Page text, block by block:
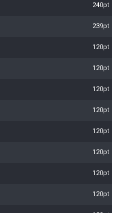
240pt
239pt
120pt
120pt
120pt
120pt
120pt
120pt
120pt
120pt